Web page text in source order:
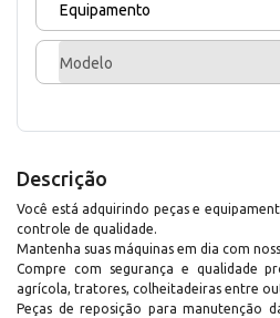
Equipamento
Modelo
Descrição
Você está adquirindo peças e
controle de qualidade.
Mantenha suas máquinas em dia com
Compre com segurança e qualidade
agrícola, tratores, colheitadeiras entre
Peças de reposição para manutenção